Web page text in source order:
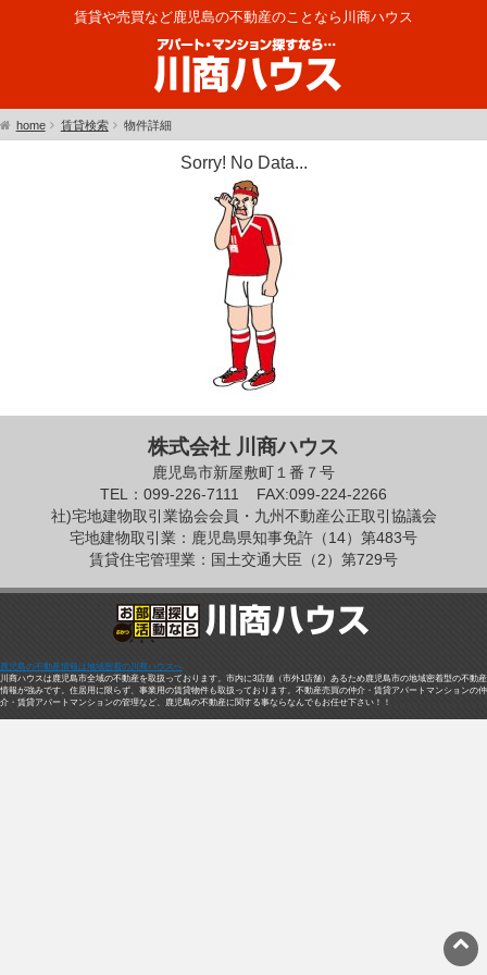
賃貸や売買など鹿児島の不動産のことなら川商ハウス
home 賃貸検索 物件詳細
Sorry! No Data...
株式会社 川商ハウス
鹿児島市新屋敷町１番７号
TEL：099-226-7111
FAX:099-224-2266
社)宅地建物取引業協会会員・九州不動産公正取引協議会
宅地建物取引業：鹿児島県知事免許（14）第483号
賃貸住宅管理業：国土交通大臣（2）第729号
鹿児島の不動産情報は地域密着の川商ハウスへ
川商ハウスは鹿児島市全域の不動産を取扱っております。市内に3店舗（市外1店舗）あるため鹿児島市の地域密着型の不動産
情報が強みです。住居用に限らず、事業用の賃貸物件も取扱っております。不動産売買の仲介・賃貸アパートマンションの仲
介・賃貸アパートマンションの管理など、鹿児島の不動産に関する事ならなんでもお任せ下さい！！